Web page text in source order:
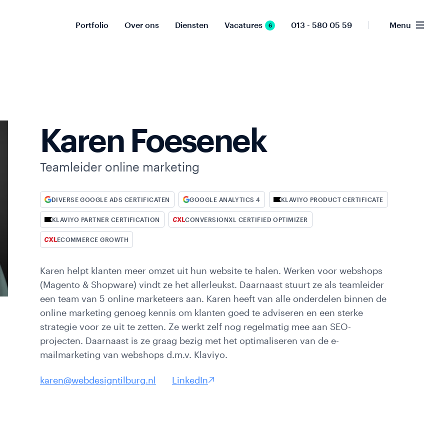
Portfolio Over ons Diensten Vacatures 6 013 - 580 05 59 Menu
Karen Foesenek
Teamleider online marketing
DIVERSE GOOGLE ADS CERTIFICATEN GOOGLE ANALYTICS 4 KLAVIYO PRODUCT CERTIFICATE
KLAVIYO PARTNER CERTIFICATION CONVERSIONXL CERTIFIED OPTIMIZER
ECOMMERCE GROWTH
Karen helpt klanten meer omzet uit hun website te halen. Werken voor webshops
(Magento & Shopware) vindt ze het allerleukst. Daarnaast stuurt ze als teamleider
een team van 5 online marketeers aan. Karen heeft van alle onderdelen binnen de
online marketing genoeg kennis om klanten goed te adviseren en een sterke
strategie voor ze uit te zetten. Ze werkt zelf nog regelmatig mee aan SEO-
projecten. Daarnaast is ze graag bezig met het optimaliseren van de e-
mailmarketing van webshops d.m.v. Klaviyo.
karen@webdesigntilburg.nl LinkedIn